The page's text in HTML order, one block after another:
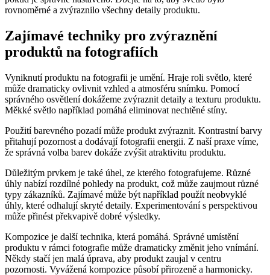
rovnoměrné a zvýraznilo všechny detaily produktu.
Zajímavé techniky pro zvýraznění
produktů na fotografiích
Vyniknutí produktu na fotografii je umění. Hraje roli světlo, které
může dramaticky ovlivnit vzhled a atmosféru snímku. Pomocí
správného osvětlení dokážeme zvýraznit detaily a texturu produktu.
Měkké světlo například pomáhá eliminovat nechtěné stíny.
Použití barevného pozadí může produkt zvýraznit. Kontrastní barvy
přitahují pozornost a dodávají fotografii energii. Z naší praxe víme,
že správná volba barev dokáže zvýšit atraktivitu produktu.
Důležitým prvkem je také úhel, ze kterého fotografujeme. Různé
úhly nabízí rozdílné pohledy na produkt, což může zaujmout různé
typy zákazníků. Zajímavé může být například použít neobvyklé
úhly, které odhalují skryté detaily. Experimentování s perspektivou
může přinést překvapivě dobré výsledky.
Kompozice je další technika, která pomáhá. Správné umístění
produktu v rámci fotografie může dramaticky změnit jeho vnímání.
Někdy stačí jen malá úprava, aby produkt zaujal v centru
pozornosti. Vyvážená kompozice působí přirozeně a harmonicky.